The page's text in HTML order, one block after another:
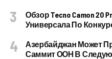
Обзор Tecno Camon 20
Универсала По
Азербайджан Может
Саммит ООН В